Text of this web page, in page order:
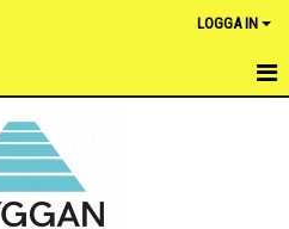
LOGGA IN